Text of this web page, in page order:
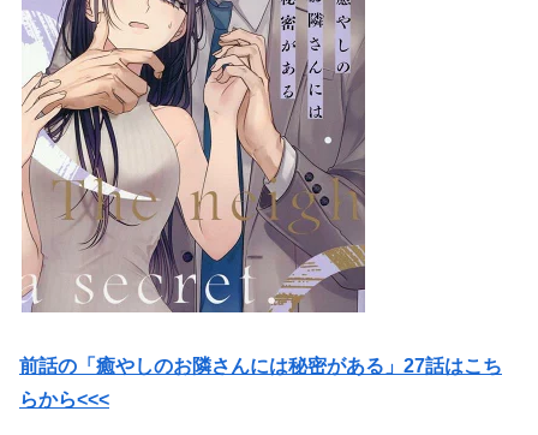
前話の「癒やしのお隣さんには秘密がある」27話はこち
らから<<<